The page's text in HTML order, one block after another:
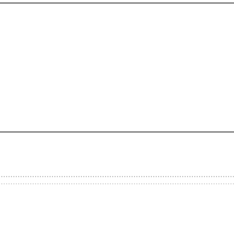
“后车司机肯定在骂我”